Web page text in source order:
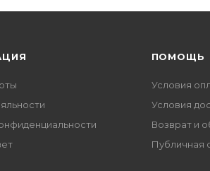
ПОМОЩЬ
Условия
Условия
Возврат и
Публичная